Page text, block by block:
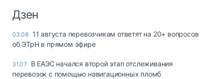
Дзен
03.08 11 августа перевозчикам ответят на 20+ вопросов
об ЭТрН в прямом эфире
31.07
В ЕАЭС начался второй этап отслеживания
перевозок с помощью навигационных пломб